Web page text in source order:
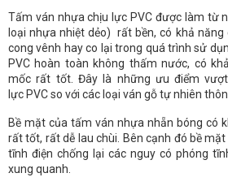
Tấm ván nhựa chịu lực PVC được làm từ
loại nhựa nhiệt dẻo) rất bền, có khả
cong vênh hay co lại trong quá trình sử
PVC hoàn toàn không thấm nước, có
mốc rất tốt. Đây là những ưu điểm
lực PVC so với các loại ván gỗ tự nhiên
Bề mặt của tấm ván nhựa nhẵn bóng có
rất tốt, rất dễ lau chùi. Bên cạnh đó bề
tĩnh điện chống lại các nguy có phóng
xung quanh.